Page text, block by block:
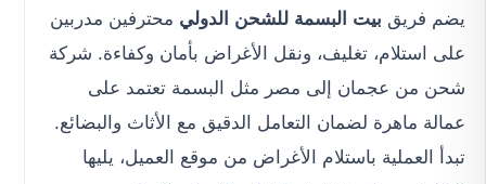
يضم فريق بيت البسمة للشحن الدولي محترفين مدربين
على استلام، تغليف، ونقل الأغراض بأمان وكفاءة. شركة
شحن من عجمان إلى مصر مثل البسمة تعتمد على
عمالة ماهرة لضمان التعامل الدقيق مع الأثاث والبضائع.
تبدأ العملية باستلام الأغراض من موقع العميل، يليها